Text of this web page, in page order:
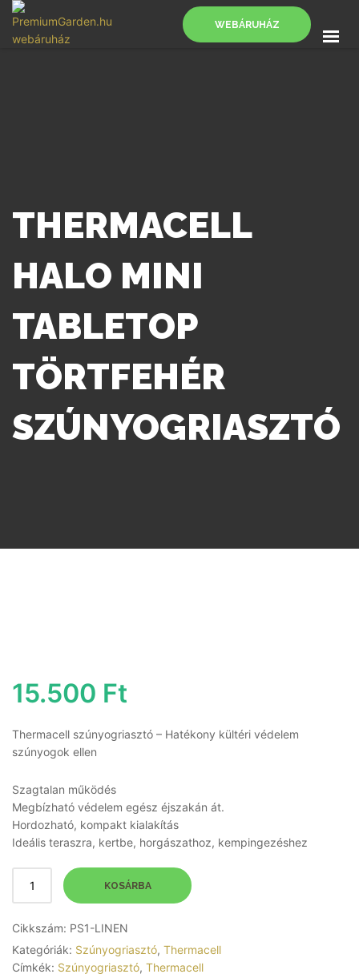
WEBÁRUHÁZ
THERMACELL
HALO MINI
TABLETOP
TÖRTFEHÉR
SZÚNYOGRIASZTÓ
15.500 Ft
Thermacell szúnyogriasztó – Hatékony kültéri védelem
szúnyogok ellen
Szagtalan működés
Megbízható védelem egész éjszakán át.
Hordozható, kompakt kialakítás
Ideális teraszra, kertbe, horgászathoz, kempingezéshez
KOSÁRBA
Cikkszám: PS1-LINEN
Kategóriák: Szúnyogriasztó, Thermacell
Címkék: Szúnyogriasztó, Thermacell